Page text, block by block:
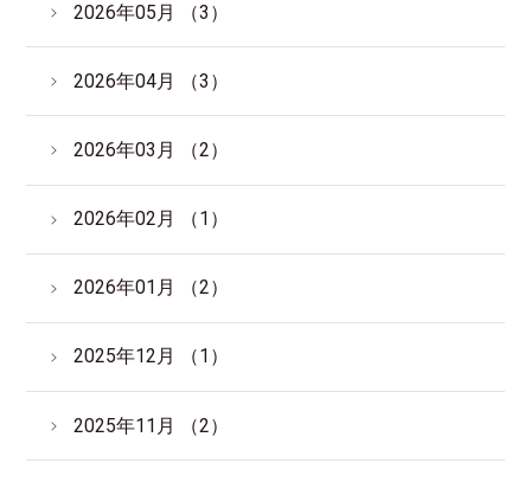
2026年05月 （3）
2026年04月 （3）
2026年03月 （2）
2026年02月 （1）
2026年01月 （2）
2025年12月 （1）
2025年11月 （2）